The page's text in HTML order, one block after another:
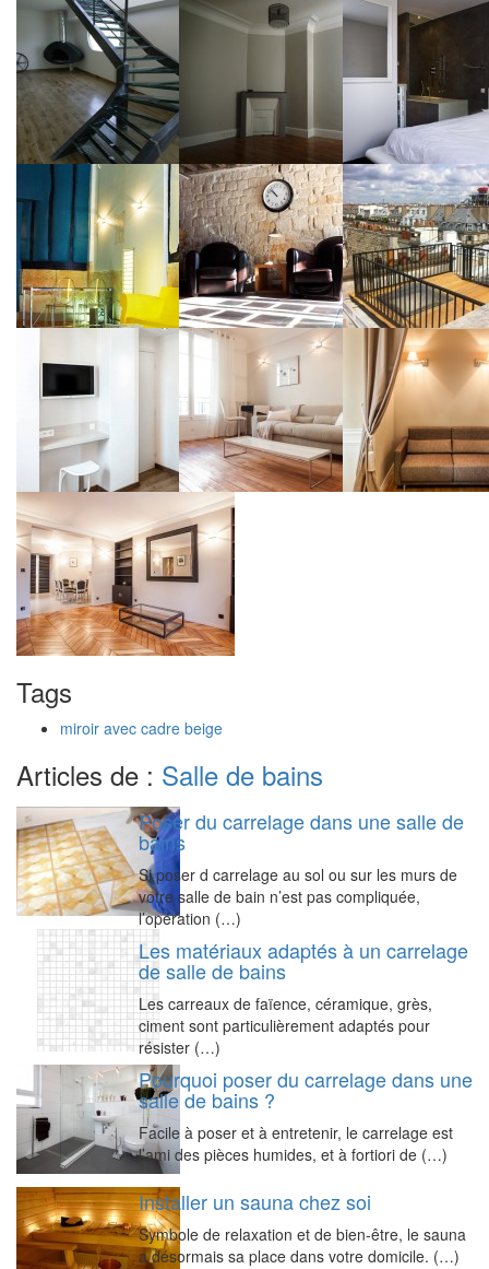
Tags
miroir avec cadre beige
Articles de : Salle de bains
Poser du carrelage dans une salle de
bains
Si poser d carrelage au sol ou sur les murs de
votre salle de bain n’est pas compliquée,
l’opération (…)
Les matériaux adaptés à un carrelage
de salle de bains
Les carreaux de faïence, céramique, grès,
ciment sont particulièrement adaptés pour
résister (…)
Pourquoi poser du carrelage dans une
salle de bains ?
Facile à poser et à entretenir, le carrelage est
l’ami des pièces humides, et à fortiori de (…)
Installer un sauna chez soi
Symbole de relaxation et de bien-être, le sauna
a désormais sa place dans votre domicile. (…)